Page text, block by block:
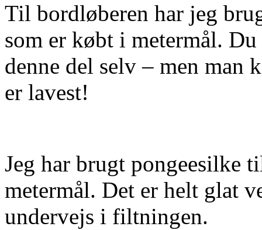
Til bordløberen har jeg
som er købt i metermål.
denne del selv – men man
er lavest!
Jeg har brugt pongeesilke
metermål. Det er helt glat
undervejs i filtningen.